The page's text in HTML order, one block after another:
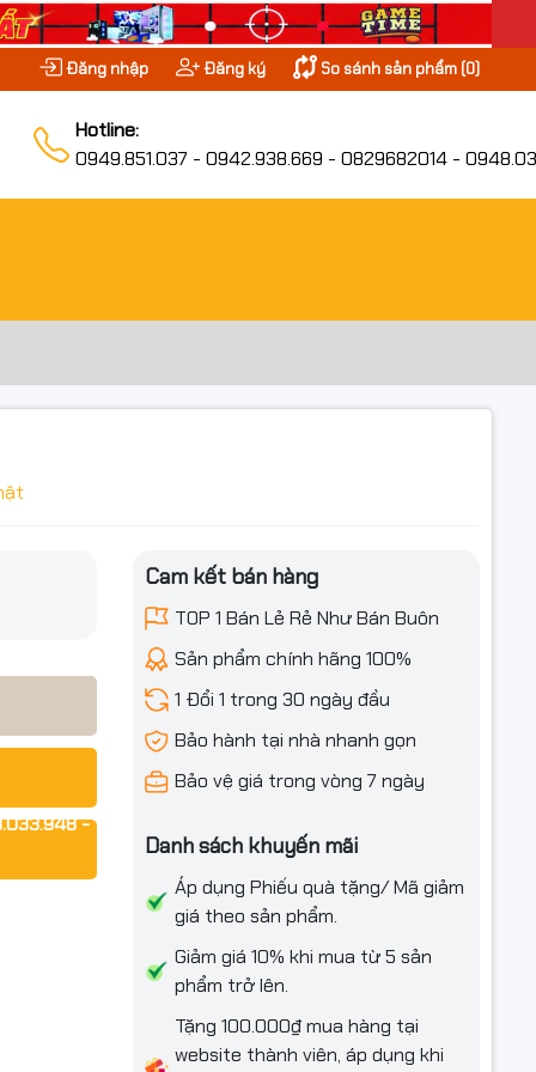
Đăng nhập Đăng ký So sánh sản phẩm (0)
Hotline:
0949.851.037 - 0942.938.669 - 0829682014 -
-
Cam kết bán hàng
TOP 1 Bán Lẻ Rẻ Như Bán Buôn
Sản phẩm chính hãng 100%
1 Đổi 1 trong 30 ngày đầu
Bảo hành tại nhà nhanh gọn
Bảo vệ giá trong vòng 7 ngày
Danh sách khuyến mãi
Áp dụng Phiếu quà tặng/ Mã giảm
giá theo sản phẩm.
Giảm giá 10% khi mua từ 5 sản
phẩm trở lên.
Tặng 100.000₫ mua hàng tại
website thành viên, áp dụng khi
và phải.
ưu đãi